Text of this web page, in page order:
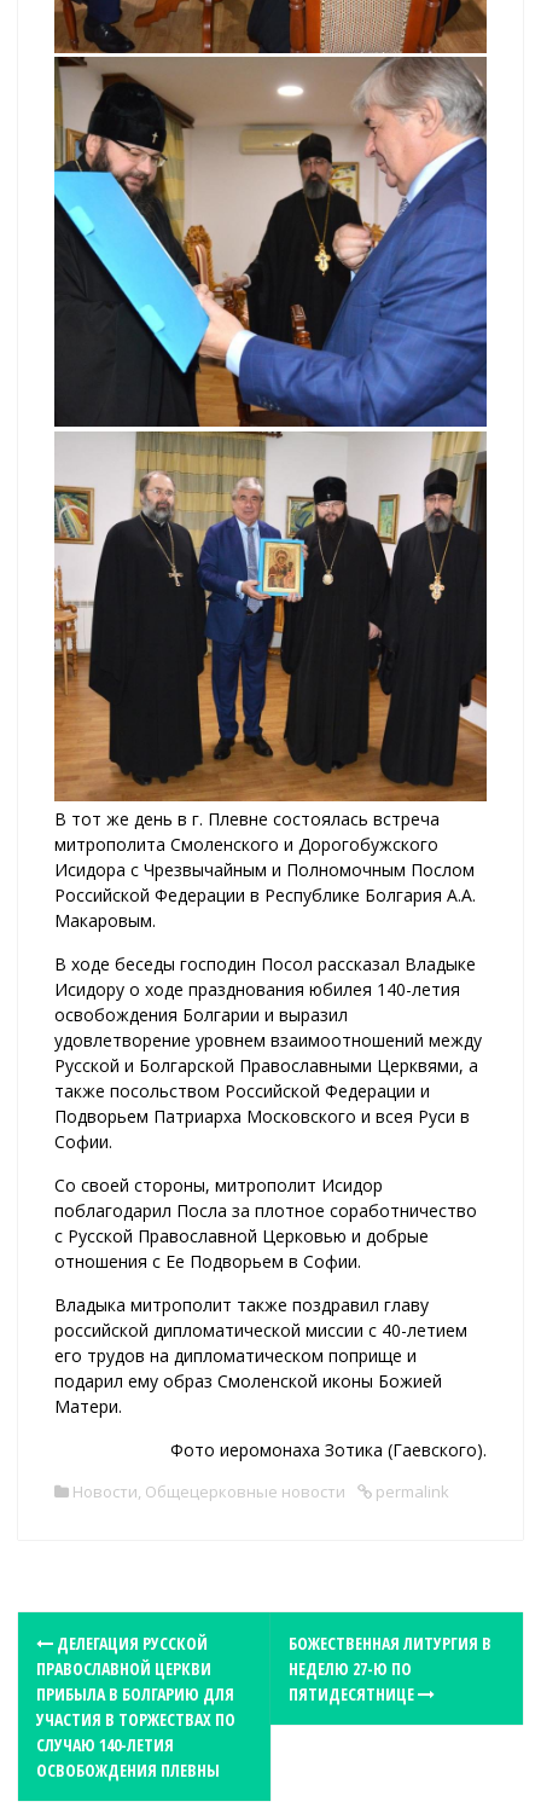
В тот же день в г. Плевне состоялась встреча
митрополита Смоленского и Дорогобужского
Исидора с Чрезвычайным и Полномочным Послом
Российской Федерации в Республике Болгария А.А.
Макаровым.
В ходе беседы господин Посол рассказал Владыке
Исидору о ходе празднования юбилея 140-летия
освобождения Болгарии и выразил
удовлетворение уровнем взаимоотношений между
Русской и Болгарской Православными Церквями, а
также посольством Российской Федерации и
Подворьем Патриарха Московского и всея Руси в
Софии.
Со своей стороны, митрополит Исидор
поблагодарил Посла за плотное соработничество
с Русской Православной Церковью и добрые
отношения с Ее Подворьем в Софии.
Владыка митрополит также поздравил главу
российской дипломатической миссии с 40-летием
его трудов на дипломатическом поприще и
подарил ему образ Смоленской иконы Божией
Матери.
Фото иеромонаха Зотика (Гаевского).
Новости, Общецерковные новости permalink
ДЕЛЕГАЦИЯ РУССКОЙ
ПРАВОСЛАВНОЙ ЦЕРКВИ
ПРИБЫЛА В БОЛГАРИЮ ДЛЯ
УЧАСТИЯ В ТОРЖЕСТВАХ ПО
СЛУЧАЮ 140-ЛЕТИЯ
ОСВОБОЖДЕНИЯ ПЛЕВНЫ
БОЖЕСТВЕННАЯ ЛИТУРГИЯ В
НЕДЕЛЮ 27-Ю ПО
ПЯТИДЕСЯТНИЦЕ